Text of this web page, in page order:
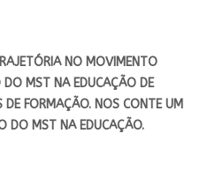
NO MOVIMENTO
MST NA EDUCAÇÃO DE
FORMAÇÃO. NOS CONTE UM
DO MST NA EDUCAÇÃO.